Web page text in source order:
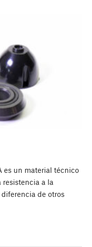
es un material técnico
resistencia a la
de otros